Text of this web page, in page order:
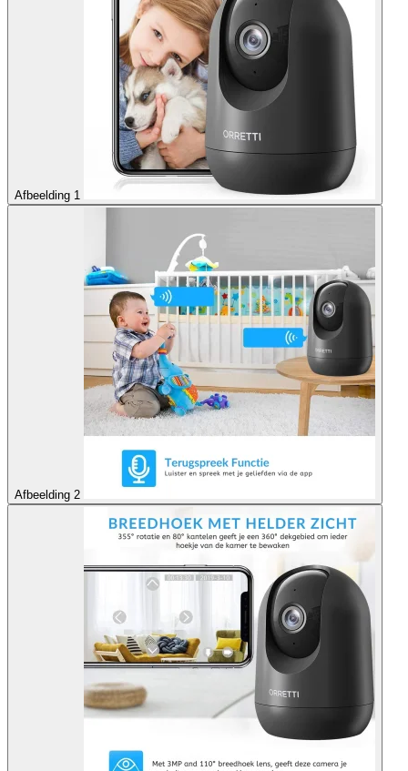
Afbeelding 1
Afbeelding 2